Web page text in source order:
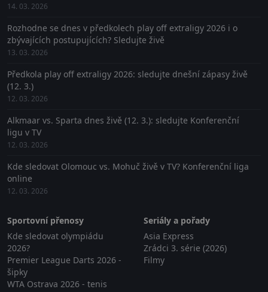
14. 03. 2026
Rozhodne se dnes v předkolech play off extraligy 2026 i o
zbývajících postupujících? Sledujte živě
13. 03. 2026
Předkola play off extraligy 2026: sledujte dnešní zápasy živě
(12. 3.)
12. 03. 2026
Alkmaar vs. Sparta dnes živě (12. 3.): sledujte Konferenční
ligu v TV
12. 03. 2026
Kde sledovat Olomouc vs. Mohuč živě v TV? Konferenční liga
online
12. 03. 2026
Sportovní přenosy
Kde sledovat olympiádu
2026?
Premier League Darts 2026 -
šipky
WTA Ostrava 2026 - tenis
Seriály a pořady
Asia Express
Zrádci 3. série (2026)
Filmy